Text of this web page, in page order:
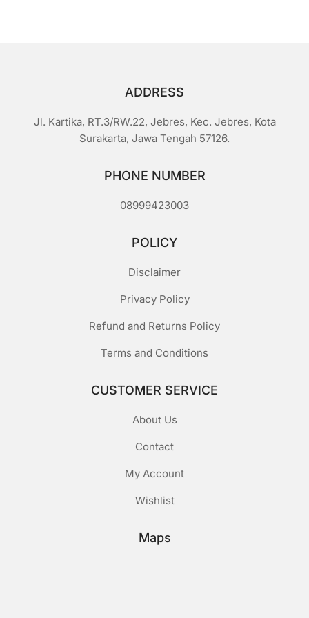
ADDRESS
Jl. Kartika, RT.3/RW.22, Jebres, Kec. Jebres, Kota
Surakarta, Jawa Tengah 57126.
PHONE NUMBER
08999423003
POLICY
Disclaimer
Privacy Policy
Refund and Returns Policy
Terms and Conditions
CUSTOMER SERVICE
About Us
Contact
My Account
Wishlist
Maps